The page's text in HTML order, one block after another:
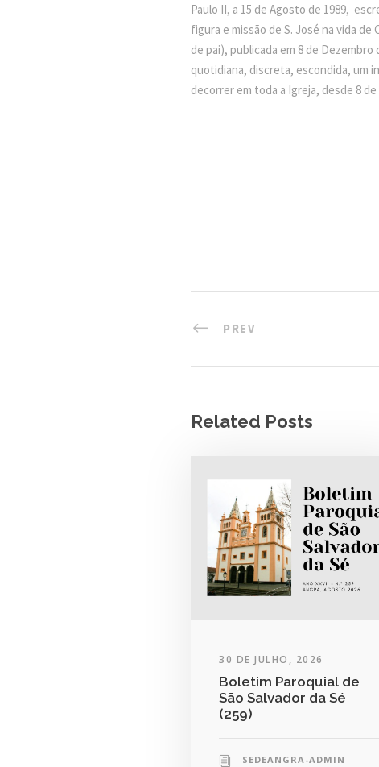
Paulo II, a 15 de Agosto de 1989,
figura e missão de S. José na vida de
de pai), publicada em 8 de
quotidiana, discreta, escondida, um
decorrer em toda a Igreja, desde 8
PREV
Related Posts
30 DE JULHO, 2026
Boletim Paroquial de
São Salvador da Sé
(259)
SEDEANGRA-ADMIN